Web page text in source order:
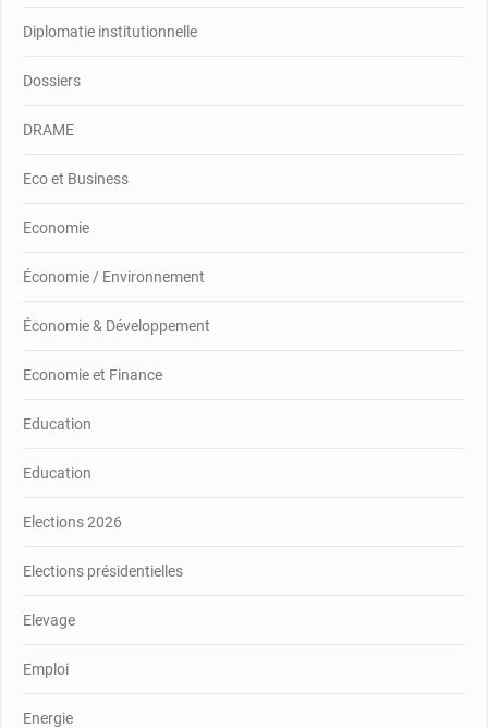
Diplomatie institutionnelle
Dossiers
DRAME
Eco et Business
Economie
Économie / Environnement
Économie & Développement
Economie et Finance
Education
Education
Elections 2026
Elections présidentielles
Elevage
Emploi
Energie